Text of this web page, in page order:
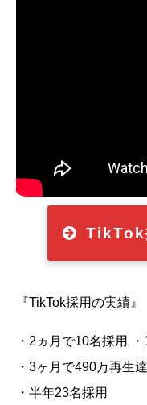
TikTok
『TikTok採用の実績』
・2ヵ月で10名採用
・3ヶ月で490万再生
・半年23名採用